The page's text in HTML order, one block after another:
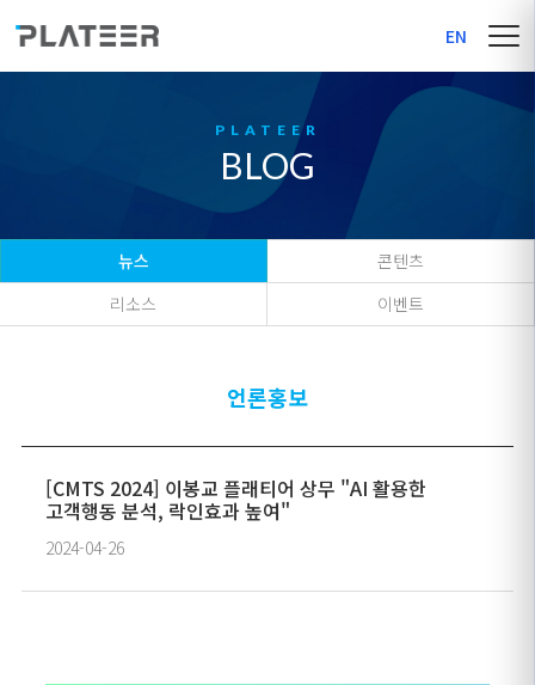
EN
BLOG
뉴스
콘텐츠
리소스
이벤트
언론홍보
[CMTS 2024] 이봉교 플래티어 상무 "AI 활용한
고객행동 분석, 락인효과 높여"
2024-04-26